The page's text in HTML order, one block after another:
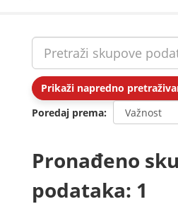
Prikaži napredno
Poredaj prema
Pronađeno
podataka: 1